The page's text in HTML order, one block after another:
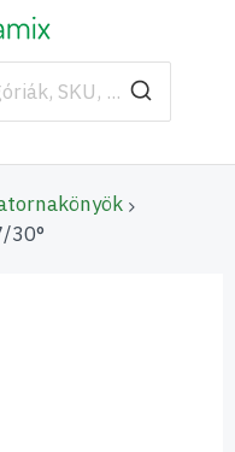
30°